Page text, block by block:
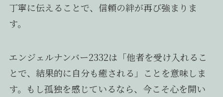
丁寧に伝えることで、信頼の絆が再び強まりま
す。
エンジェルナンバー2332は「他者を受け入れるこ
とで、結果的に自分も癒される」ことを意味しま
す。もし孤独を感じているなら、今こそ心を開い